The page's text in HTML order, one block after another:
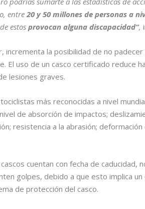
entre20 y 50 millones de personas a
estos provocan alguna discapacidad”,
la posibilidad de no padecer
El uso de un casco certificado reduce
lesiones graves.
más reconocidas a nivel
de absorción de impactos;
resistencia a la abrasión; deformación
cuentan con fecha de caducidad,
golpes, debido a que esto implica
de protección del casco.